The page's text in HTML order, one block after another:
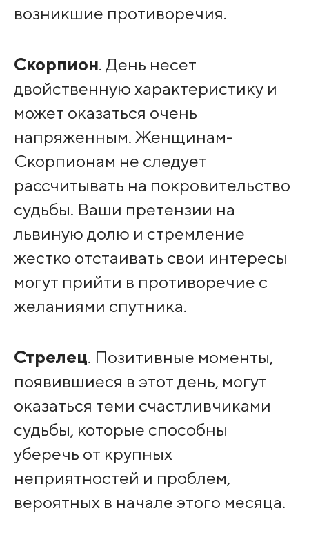
возникшие противоречия.
Скорпион. День несет
двойственную характеристику и
может оказаться очень
напряженным. Женщинам-
Скорпионам не следует
рассчитывать на покровительство
судьбы. Ваши претензии на
львиную долю и стремление
жестко отстаивать свои интересы
могут прийти в противоречие с
желаниями спутника.
Стрелец. Позитивные моменты,
появившиеся в этот день, могут
оказаться теми счастливчиками
судьбы, которые способны
уберечь от крупных
неприятностей и проблем,
вероятных в начале этого месяца.